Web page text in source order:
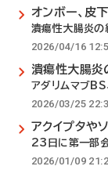
オンボー、
潰瘍性大腸炎の
2026/04/16
潰瘍性大腸炎
アダリムマブBS
2026/03/25
アクイプタや
23日に第一部会
2026/01/09